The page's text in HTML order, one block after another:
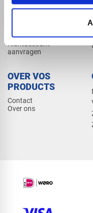
Dak en gevel
Klantaccount
aanvragen
OVER VOS
PRODUCTS
Contact
Over ons